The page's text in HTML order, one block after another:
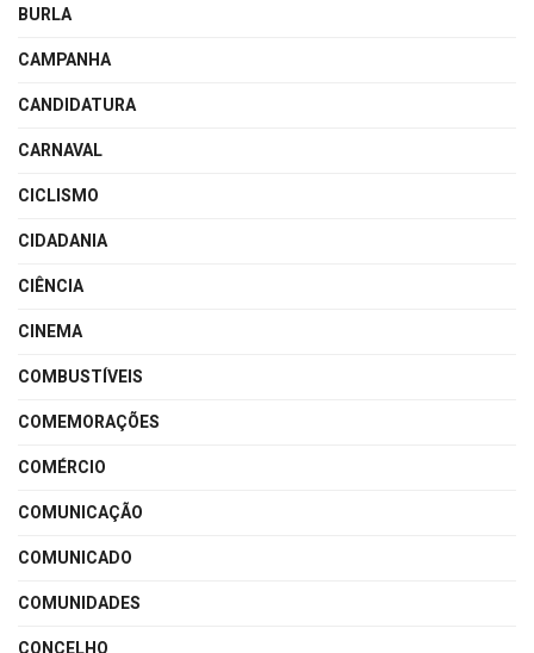
BURLA
CAMPANHA
CANDIDATURA
CARNAVAL
CICLISMO
CIDADANIA
CIÊNCIA
CINEMA
COMBUSTÍVEIS
COMEMORAÇÕES
COMÉRCIO
COMUNICAÇÃO
COMUNICADO
COMUNIDADES